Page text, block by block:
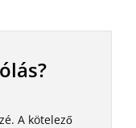
A kötelező